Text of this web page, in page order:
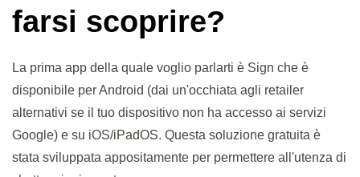
farsi scoprire?
La prima app della quale voglio parlarti è Sign che è
disponibile per Android (dai un'occhiata agli retailer
alternativi se il tuo dispositivo non ha accesso ai servizi
Google) e su iOS/iPadOS. Questa soluzione gratuita è
stata sviluppata appositamente per permettere all'utenza di